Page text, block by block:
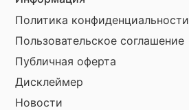
Политика конфиденциальности
Пользовательское соглашение
Публичная оферта
Дисклеймер
Новости